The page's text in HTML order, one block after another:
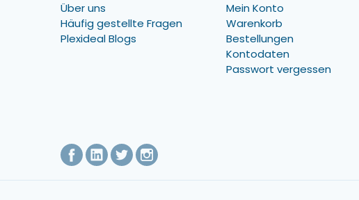
Über uns
Häufig gestellte Fragen
Plexideal Blogs
Mein Konto
Warenkorb
Bestellungen
Kontodaten
Passwort vergessen